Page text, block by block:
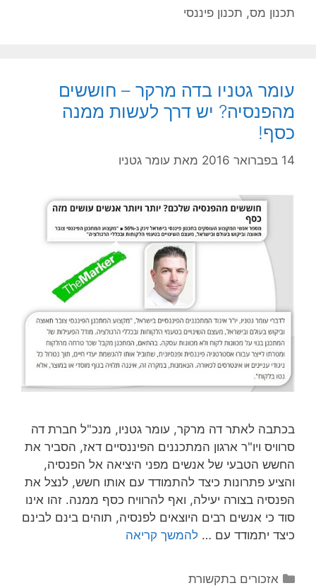
תכנון מס, תכנון פיננסי
עומר גטניו בדה מרקר – חוששים
מהפנסיה? יש דרך לעשות ממנה
כסף!
14 בפברואר 2016 מאת עומר גטניו
בכתבה לאתר דה מרקר, עומר גטניו, מנכ"ל חברת דה
סרוויס ויו"ר ארגון המתכננים הפיננסיים דאז, הסביר את
החשש הטבעי של אנשים מפני היציאה אל הפנסיה,
והציע פתרונות כיצד להתמודד עם אותו חשש, לנצל את
הפנסיה בצורה יעילה, ואף להרוויח כסף ממנה. זהו אינו
סוד כי אנשים רבים היוצאים לפנסיה, תוהים בינם לבינם
כיצד יתמודד עם … להמשך קריאה
אזכורים בתקשורת